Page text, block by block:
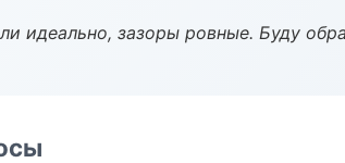
идеально, зазоры ровные. Буду